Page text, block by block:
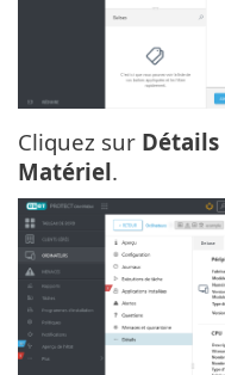
Cliquez sur Détails
Matériel.